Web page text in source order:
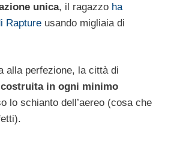
unica, il ragazzo ha
Rapture usando migliaia di
alla perfezione, la città di
in ogni minimo
lo schianto dell’aereo (cosa che